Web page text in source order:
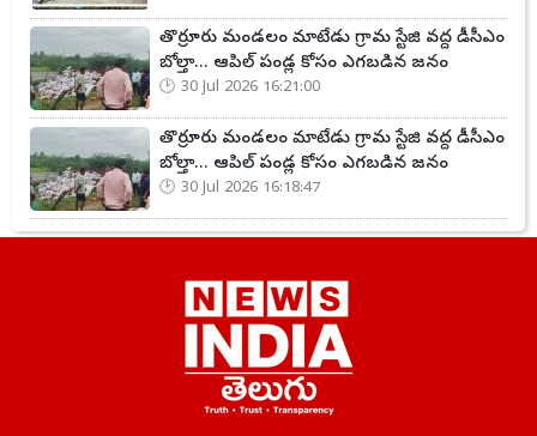
తొర్రూరు మండలం మాటేడు గ్రామ స్టేజి వద్ద డీసీఎం
బోల్తా... ఆపిల్ పండ్ల కోసం ఎగబడిన జనం
30 Jul 2026 16:21:00
తొర్రూరు మండలం మాటేడు గ్రామ స్టేజి వద్ద డీసీఎం
బోల్తా... ఆపిల్ పండ్ల కోసం ఎగబడిన జనం
30 Jul 2026 16:18:47